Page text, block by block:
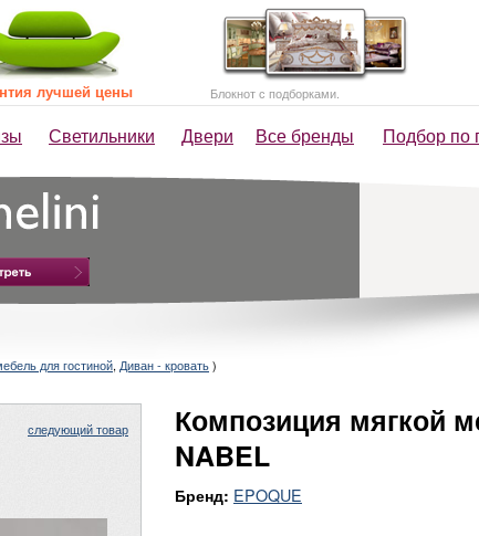
Светильники Двери Все бренды Подбор по
лучшей цены Блокнот с подборками.
для гостиной, Диван - кровать)
следующий товар
Композиция мягкой
NABEL
Бренд: EPOQUE